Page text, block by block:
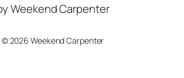
Weekend Carpenter
©2026 Weekend Carpenter